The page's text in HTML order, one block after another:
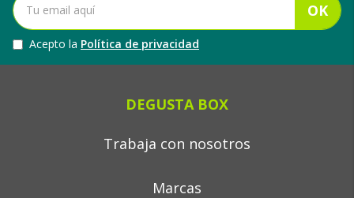
OK
Acepto la Política de privacidad
DEGUSTA BOX
Trabaja con nosotros
Marcas